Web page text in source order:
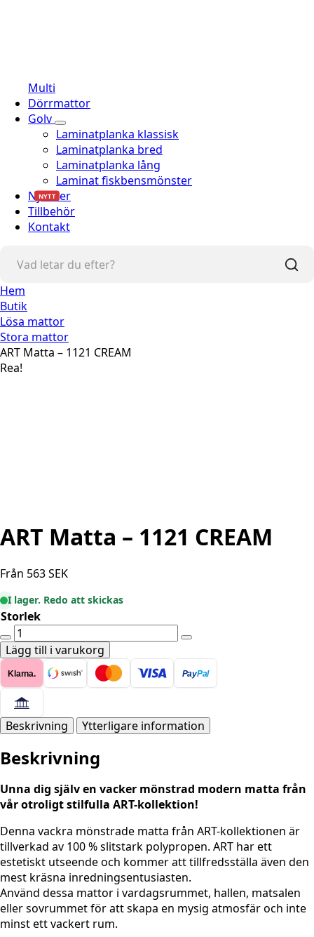
Multi
Dörrmattor
Golv
Laminatplanka klassisk
Laminatplanka bred
Laminatplanka lång
Laminat fiskbensmönster
Nyheter
NYTT
Tillbehör
Kontakt
Hem
Butik
Lösa mattor
Stora mattor
ART Matta – 1121 CREAM
Rea!
ART Matta – 1121 CREAM
Från 563SEK
I lager. Redo att skickas
Storlek
ART
Matta
-
1121
CREAM
mängd
Lägg till i varukorg
Klarna. PayPal
Beskrivning Ytterligare information
Beskrivning
Unna dig själv en vacker mönstrad modern matta från
vår otroligt stilfulla ART-kollektion!
Denna vackra mönstrade matta från ART-kollektionen är
tillverkad av 100 % slitstark polypropen. ART har ett
estetiskt utseende och kommer att tillfredsställa även den
mest kräsna inredningsentusiasten.
Använd dessa mattor i vardagsrummet, hallen, matsalen
eller sovrummet för att skapa en mysig atmosfär och inte
minst ett vackert rum.